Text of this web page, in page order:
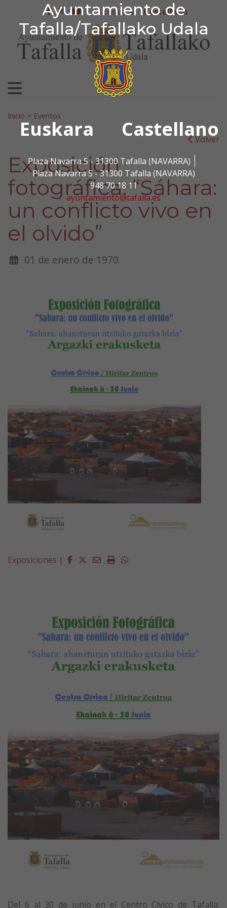
Ayuntamiento de
Tafalla/Tafallako Udala
Euskara Castellano
Plaza Navarra 5 - 31300 Tafalla (NAVARRA)
Plaza Navarra 5 - 31300 Tafalla (NAVARRA)
948 70 18 11
ayuntamiento@tafalla.es
Ir al contenido
Ayuntamiento de
facebook
twitter
youtube
Euskera Castellano
Search for:
Inicio > Eventos
Volver
Exposición
fotográfica: “Sáhara:
un conflicto vivo en
el olvido”
01 de enero de 1970
Exposiciones | Facebook
Twitter
EmailImprimirWhatsapp
Del 6 al 30 de junio en el Centro Cívico de Tafalla: